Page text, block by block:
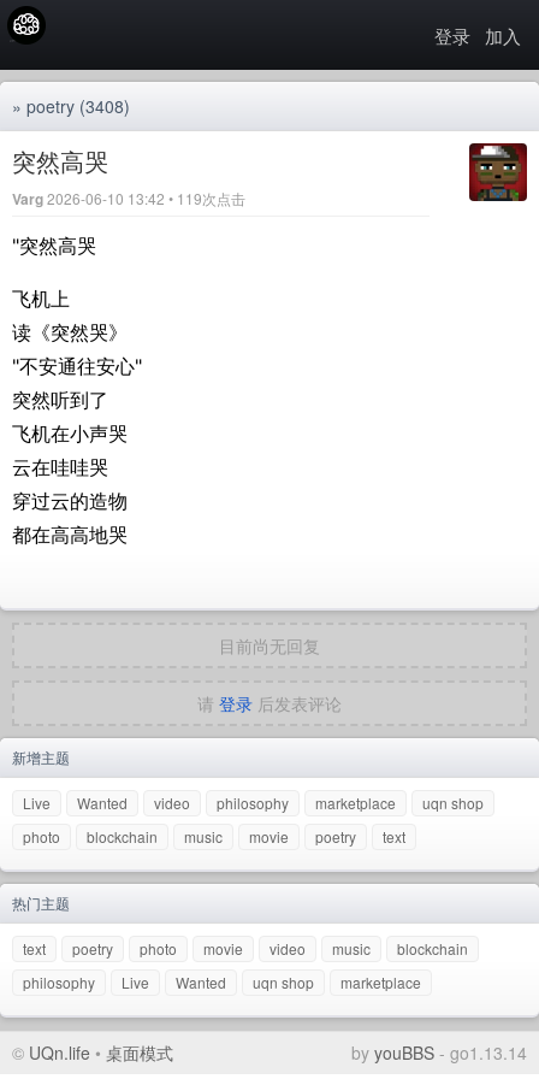
登录 加入
» poetry (3408)
突然高哭
Varg2026-06-10 13:42 • 119次点击
"突然高哭
飞机上
读《突然哭》
"不安通往安心"
突然听到了
飞机在小声哭
云在哇哇哭
穿过云的造物
都在高高地哭
目前尚无回复
请 登录 后发表评论
新增主题
Live Wanted video philosophy marketplace
uqn shop
photo
blockchain music movie poetry text
热门主题
text poetry photo movie video music
blockchain
philosophy
Live Wanted uqn shop marketplace
© UQn.life • 桌面模式 by youBBS - go1.13.14